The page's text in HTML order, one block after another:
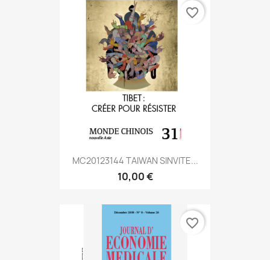
MC20123144 TAIWAN SINVITE...
10,00 €
favorite_border
favorite_border